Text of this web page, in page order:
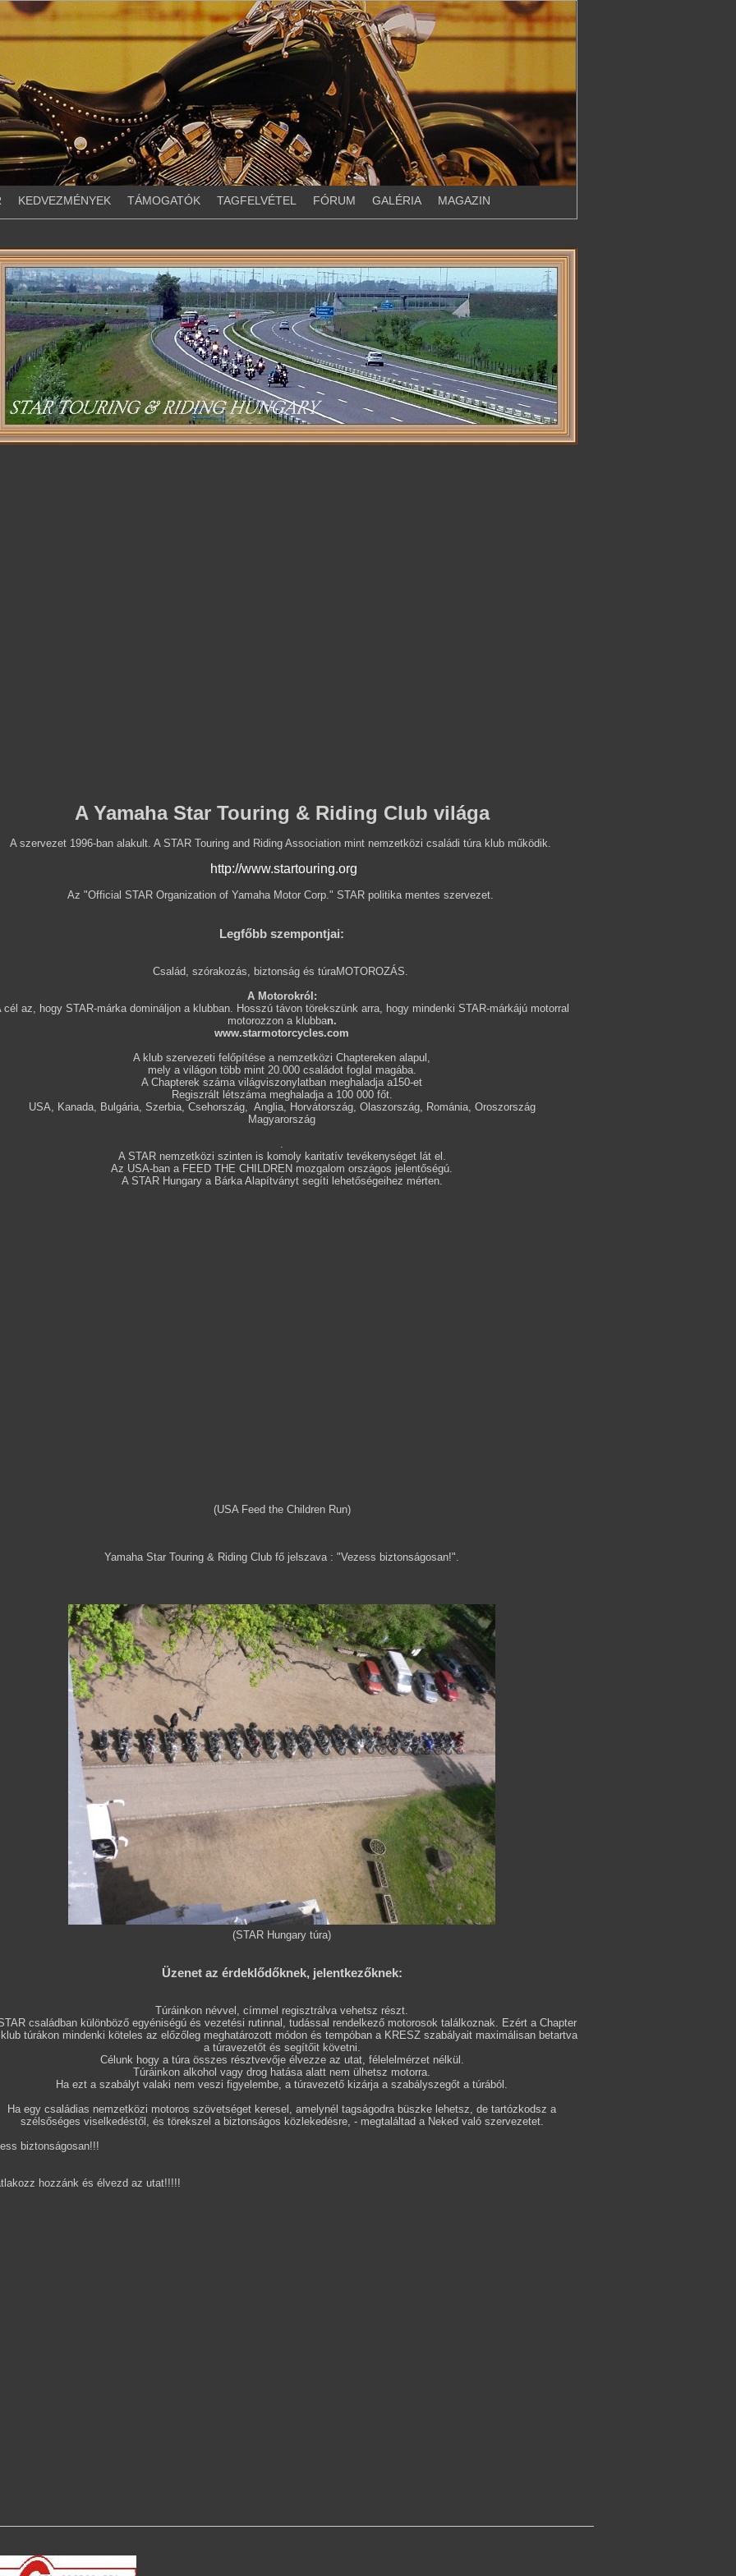
KEDVEZMÉNYEK TÁMOGATÓK TAGFELVÉTEL FÓRUM GALÉRIA MAGAZIN
A Yamaha Star Touring & Riding Club világa
A szervezet 1996-ban alakult. A STAR Touring and Riding Association mint nemzetközi családi túra klub működik.
http://www.startouring.org
Az "Official STAR Organization of Yamaha Motor Corp." STAR politika mentes szervezet.
Legfőbb szempontjai:
Család, szórakozás, biztonság és túraMOTOROZÁS.
A Motorokról:
cél az, hogy STAR-márka domináljon a klubban.
Hosszú távon törekszünk arra, hogy mindenki STAR-márkájú motorral
motorozzon a klubban.
www.starmotorcycles.com
A klub szervezeti felőpítése a nemzetközi Chaptereken alapul,
mely a világon több mint 20.000 családot foglal magába.
A Chapterek száma világviszonylatban meghaladja a150-et
Regiszrált létszáma meghaladja a 100 000 főt.
USA, Kanada, Bulgária, Szerbia, Csehország, Anglia, Horvátország, Olaszország, Románia, Oroszország
Magyarország
A STAR nemzetközi szinten is komoly karitatív tevékenységet lát el.
Az USA-ban a FEED THE CHILDREN mozgalom országos jelentőségú.
A STAR Hungary a Bárka Alapítványt segíti lehetőségeihez mérten.
(USA Feed the Children Run)
Yamaha Star Touring & Riding Club fő jelszava : "Vezess biztonságosan!".
(STAR Hungary túra)
Üzenet az érdeklődőknek, jelentkezőknek:
Túráinkon névvel, címmel regisztrálva vehetsz részt.
családban különböző egyéniségú és vezetési rutinnal, tudással rendelkező motorosok találkoznak. Ezért a Chapter
túrákon mindenki köteles az előzőleg meghatározott módon és tempóban a KRESZ szabályait maximálisan betartva
a túravezetőt és segítőit követni.
Célunk hogy a túra összes résztvevője élvezze az utat, félelelmérzet nélkül.
Túráinkon alkohol vagy drog hatása alatt nem ülhetsz motorra.
Ha ezt a szabályt valaki nem veszi figyelembe, a túravezető kizárja a szabályszegőt a túrából.
Ha egy családias nemzetközi motoros szövetséget keresel, amelynél tagságodra büszke lehetsz, de tartózkodsz a
szélsőséges viselkedéstől, és törekszel a biztonságos közlekedésre, - megtaláltad a Neked való szervezetet.
biztonságosan!!!
hozzánk és élvezd az utat!!!!!